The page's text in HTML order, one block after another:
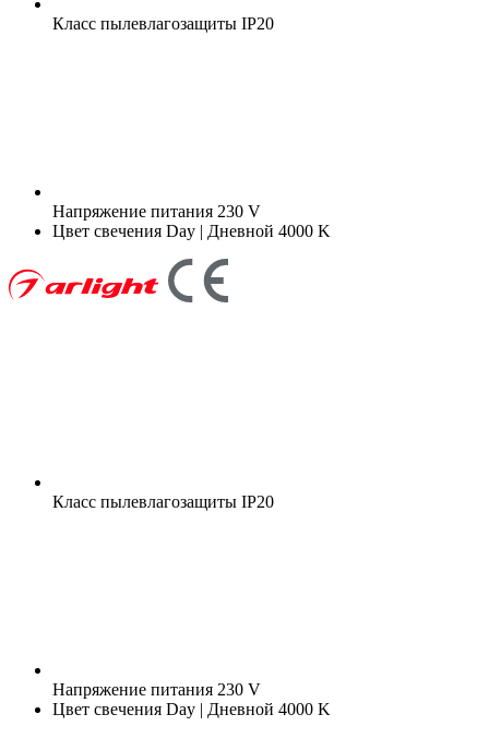
Класс пылевлагозащиты IP20
Напряжение питания 230 V
Цвет свечения Day | Дневной 4000 K
Класс пылевлагозащиты IP20
Напряжение питания 230 V
Цвет свечения Day | Дневной 4000 K